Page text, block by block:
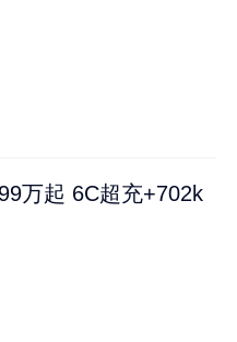
万起 6C超充+702k